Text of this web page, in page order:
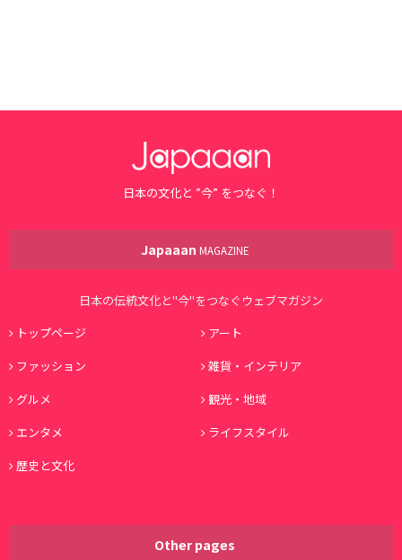
日本の文化と ”今” をつなぐ！
Japaaan MAGAZINE
日本の伝統文化と"今"をつなぐウェブマガジン
トップページ
アート
ファッション
雑貨・インテリア
グルメ
観光・地域
エンタメ
ライフスタイル
歴史と文化
Other pages